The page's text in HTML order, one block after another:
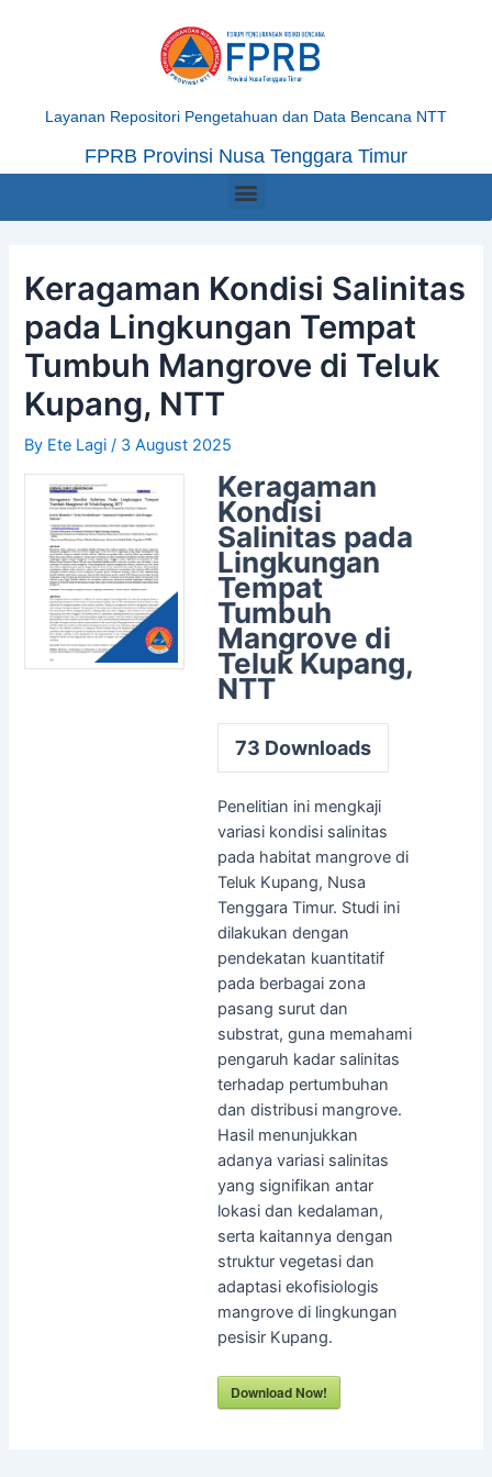
Layanan Repositori Pengetahuan dan Data Bencana NTT
FPRB Provinsi Nusa Tenggara Timur
Menu
Keragaman Kondisi Salinitas
pada Lingkungan Tempat
Tumbuh Mangrove di Teluk
Kupang, NTT
By Ete Lagi/ 3 August 2025
Keragaman
Kondisi
Salinitas pada
Lingkungan
Tempat
Tumbuh
Mangrove di
Teluk Kupang,
NTT
73 Downloads
Penelitian ini mengkaji
variasi kondisi salinitas
pada habitat mangrove di
Teluk Kupang, Nusa
Tenggara Timur. Studi ini
dilakukan dengan
pendekatan kuantitatif
pada berbagai zona
pasang surut dan
substrat, guna memahami
pengaruh kadar salinitas
terhadap pertumbuhan
dan distribusi mangrove.
Hasil menunjukkan
adanya variasi salinitas
yang signifikan antar
lokasi dan kedalaman,
serta kaitannya dengan
struktur vegetasi dan
adaptasi ekofisiologis
mangrove di lingkungan
pesisir Kupang.
Download Now!